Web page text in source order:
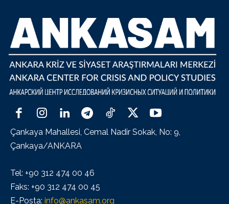
Çankaya Mahallesi, Cemal Nadir Sokak, No: 9,
Çankaya/ANKARA
Tel: +90 312 474 00 46
Faks: +90 312 474 00 45
E-Posta: info@ankasam.org